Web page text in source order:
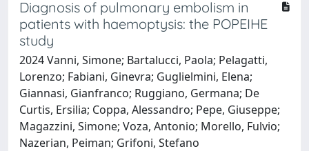
Diagnosis of pulmonary embolism in
patients with haemoptysis: the POPEIHE
study
2024 Vanni, Simone; Bartalucci, Paola; Pelagatti,
Lorenzo; Fabiani, Ginevra; Guglielmini, Elena;
Giannasi, Gianfranco; Ruggiano, Germana; De
Curtis, Ersilia; Coppa, Alessandro; Pepe, Giuseppe;
Magazzini, Simone; Voza, Antonio; Morello, Fulvio;
Nazerian, Peiman; Grifoni, Stefano